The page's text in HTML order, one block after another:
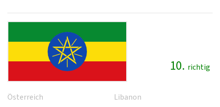
10. richtig
Österreich
Libanon